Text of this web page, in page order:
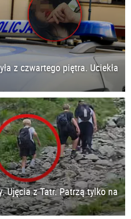
z czwartego piętra. Uciekła
Ujęcia z Tatr. Patrzą tylko na